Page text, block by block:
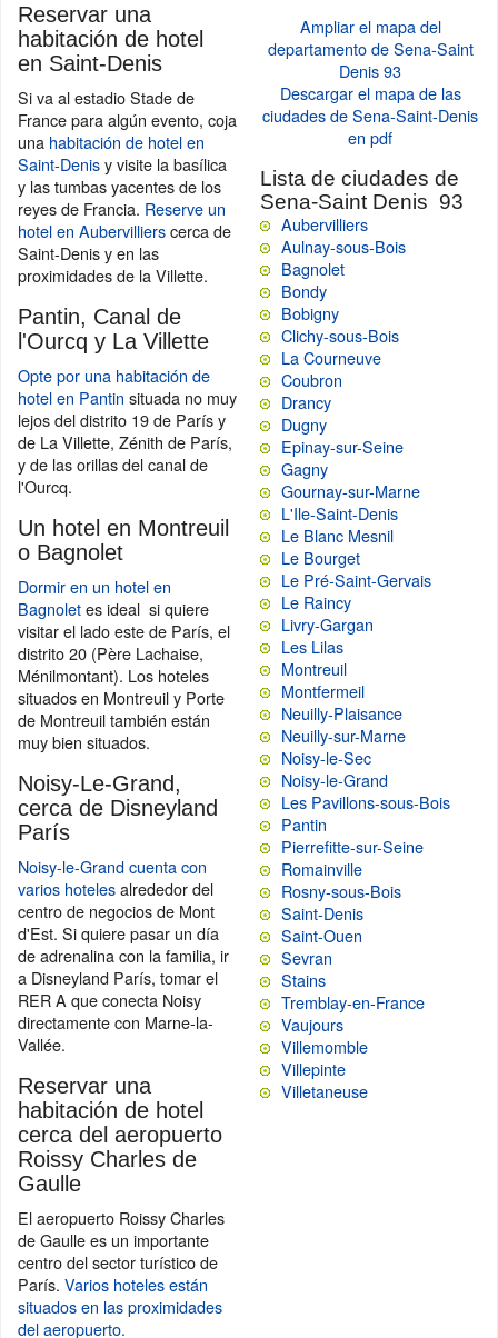
Reservar una
habitación de hotel
en Saint-Denis
Si va al estadio Stade de
France para algún evento, coja
una habitación de hotel en
Saint-Denisy visite la basílica
y las tumbas yacentes de los
reyes de Francia. Reserve un
hotel en Aubervillierscerca de
Saint-Denis y en las
proximidades de la Villette.
Pantin, Canal de
l'Ourcq y La Villette
Opte por una habitación de
hotel en Pantin situada no muy
lejos del distrito 19 de París y
de La Villette, Zénith de París,
y de las orillas del canal de
l'Ourcq.
Un hotel en Montreuil
o Bagnolet
Dormir en un hotel en
Bagnoletes ideal si quiere
visitar el lado este de París, el
distrito 20 (Père Lachaise,
Ménilmontant). Los hoteles
situados en Montreuil y Porte
de Montreuil también están
muy bien situados.
Noisy-Le-Grand,
cerca de Disneyland
París
Noisy-le-Grand cuenta con
varios hotelesalrededor del
centro de negocios de Mont
d'Est. Si quiere pasar un día
de adrenalina con la familia, ir
a Disneyland París, tomar el
RER A que conecta Noisy
directamente con Marne-la-
Vallée.
Reservar una
habitación de hotel
cerca del aeropuerto
Roissy Charles de
Gaulle
El aeropuerto Roissy Charles
de Gaulle es un importante
centro del sector turístico de
París. Varios hoteles están
situados en las proximidades
del aeropuerto.
Ampliar el mapa del
departamento de Sena-Saint
Denis 93
Descargar el mapa de las
ciudades de Sena-Saint-Denis
en pdf
Lista de ciudades de
Sena-Saint Denis 93
Aubervilliers
Aulnay-sous-Bois
Bagnolet
Bondy
Bobigny
Clichy-sous-Bois
La Courneuve
Coubron
Drancy
Dugny
Epinay-sur-Seine
Gagny
Gournay-sur-Marne
L'Ile-Saint-Denis
Le Blanc Mesnil
Le Bourget
Le Pré-Saint-Gervais
Le Raincy
Livry-Gargan
Les Lilas
Montreuil
Montfermeil
Neuilly-Plaisance
Neuilly-sur-Marne
Noisy-le-Sec
Noisy-le-Grand
Les Pavillons-sous-Bois
Pantin
Pierrefitte-sur-Seine
Romainville
Rosny-sous-Bois
Saint-Denis
Saint-Ouen
Sevran
Stains
Tremblay-en-France
Vaujours
Villemomble
Villepinte
Villetaneuse